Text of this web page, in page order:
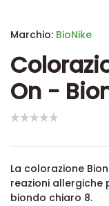
Marchio: BioNike
On -
La colorazione
reazioni allergiche
biondo chiaro 8.